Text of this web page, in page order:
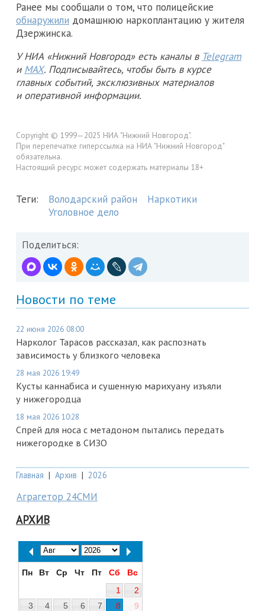
Ранее мы сообщали о том, что полицейские
обнаружили домашнюю наркоплантацию у жителя
Дзержинска.
У НИА «Нижний Новгород» есть каналы в Telegram
и MAX. Подписывайтесь, чтобы быть в курсе
главных событий, эксклюзивных материалов
и оперативной информации.
Copyright © 1999—2025 НИА "Нижний Новгород".
При перепечатке гиперссылка на НИА "Нижний Новгород"
обязательна.
Настоящий ресурс может содержать материалы 18+
Теги: Володарский район
Наркотики
Уголовное дело
Поделиться:
Новости по теме
22 июня 2026 08:00
Нарколог Тарасов рассказал, как распознать
зависимость у близкого человека
28 мая 2026 19:49
Кусты каннабиса и сушенную марихуану изъяли
у нижегородца
18 мая 2026 10:28
Спрей для носа с метадоном пытались передать
нижегородке в СИЗО
Главная | Архив | 2026
Аграгетор 24СМИ
АРХИВ
Пн Вт Ср Чт Пт Сб
Вс
1
2
3
4 5 6 7 8
9